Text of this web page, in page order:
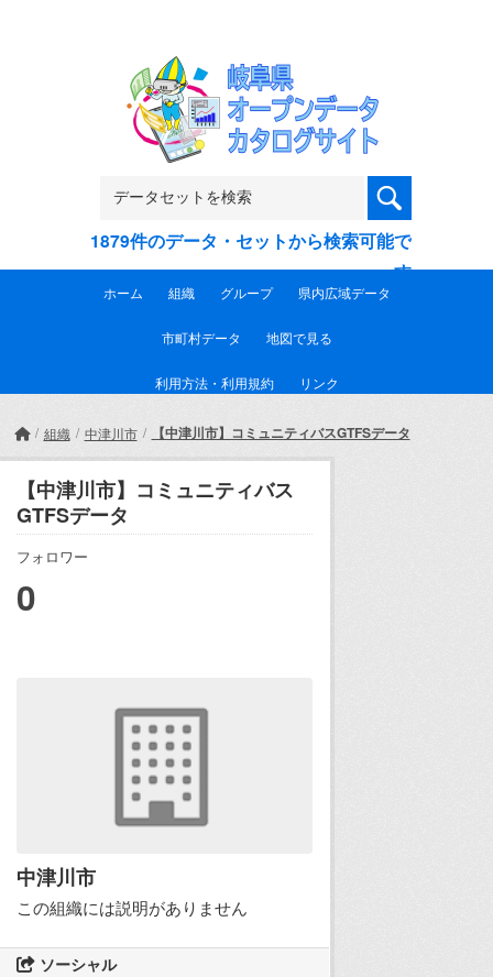
1879件のデータ・セットから検索可能で
す
ホーム 組織 グループ 県内広域データ
市町村データ 地図で見る
利用方法・利用規約 リンク
組織 中津川市 【中津川市】コミュニティバスGTFSデータ
【中津川市】コミュニティバス
GTFSデータ
フォロワー
0
中津川市
この組織には説明がありません
ソーシャル